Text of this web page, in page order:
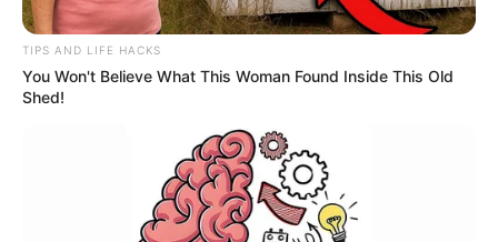
TIPS AND LIFE HACKS
You Won't Believe What This Woman Found Inside This Old
Shed!